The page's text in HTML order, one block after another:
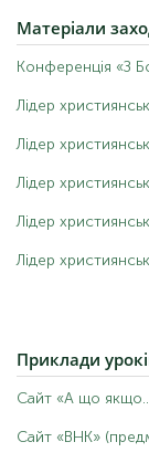
Матеріали
Конференція «З
Лідер
Лідер
Лідер
Лідер
Лідер
Приклади
Сайт «А що
Сайт «ВНК»